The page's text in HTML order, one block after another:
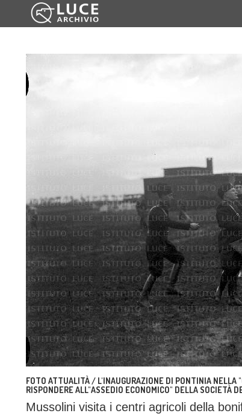
FOTO ATTUALITÀ / L'INAUGURAZIONE DI PONTINIA NELLA
RISPONDERE ALL"ASSEDIO ECONOMICO" DELLA SOCIETÀ
Mussolini visita i centri agricoli della